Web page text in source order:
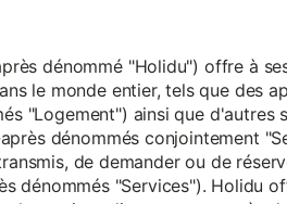
dénommé "Holidu") offre à
le monde entier, tels que des
"Logement") ainsi que d'autres
dénommés conjointement
de demander ou de
dénommés "Services"). Holidu